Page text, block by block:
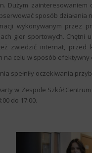
Dużym zainteresowaniem
sposób
wykonywanym przez
gier sportowych. Chętni
zwiedzić internat, przed
na celu w sposób
spełniły oczekiwania
w Zespole Szkół
do 17:00.